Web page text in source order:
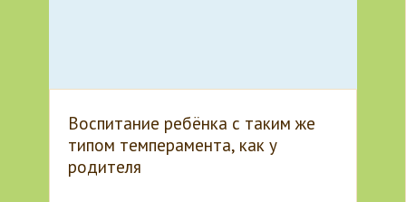
Воспитание ребёнка с таким же
типом темперамента, как у
родителя